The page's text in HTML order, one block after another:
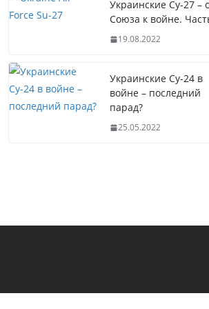
Украинские Су-27 –
Союза к войне.
19.08.2022
Украинские Су-24 в
войне – последний
парад?
25.05.2022